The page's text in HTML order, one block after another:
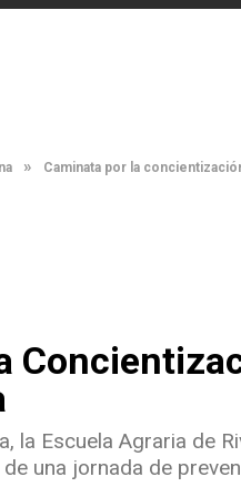
» Caminata por la
la Escuela Agraria de
una jornada de